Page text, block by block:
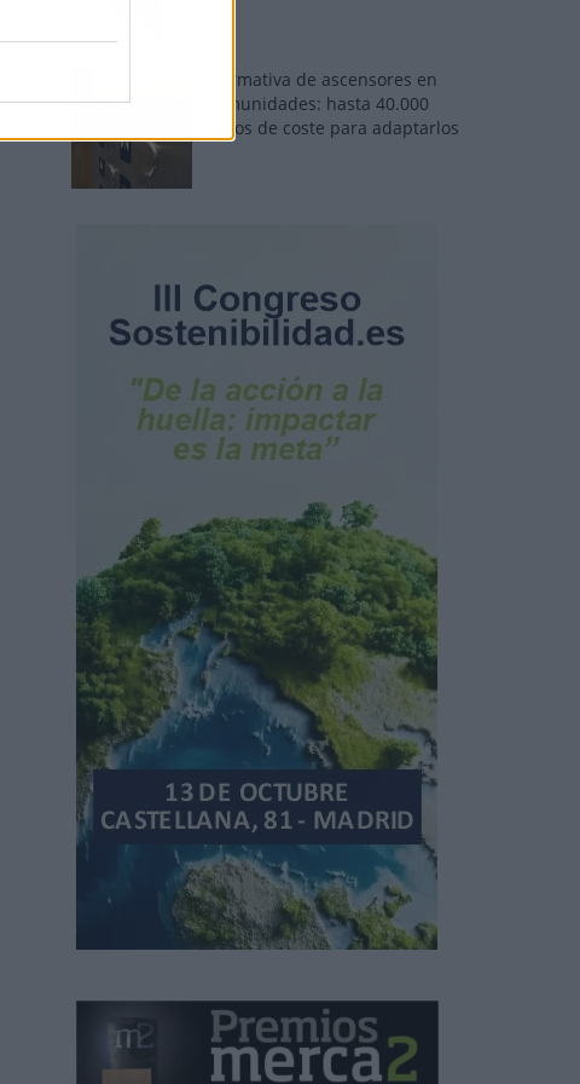
Normativa de ascensores en
comunidades: hasta 40.000
euros de coste para adaptarlos